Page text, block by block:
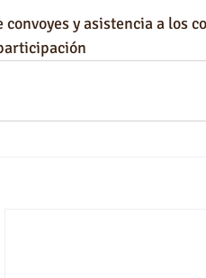
y asistencia a los